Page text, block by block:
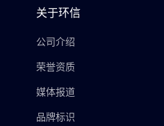
关于环信
公司介绍
荣誉资质
媒体报道
品牌标识